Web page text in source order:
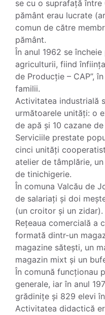
se cu o suprafață între
pământ erau lucrate
comun de către
pământ.
În anul 1962 se
agriculturii, fiind
de Producție – CAP”,
familii.
Activitatea industrială
următoarele unități: o
de apă și 10 cazane
Serviciile prestate
cinci unități
atelier de tâmplărie,
de tinichigerie.
În comuna Valcău de
de salariați și doi
(un croitor și un zidar).
Rețeaua comercială a
formată dintr-un
magazine sătești, un
magazin mixt și un
În comună funcționau
generale, iar în anul
grădinițe și 829 elevi
Activitatea didactică